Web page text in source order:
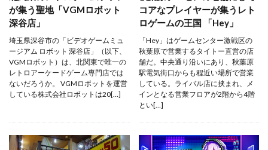
が集う聖地「VGMロボット
深谷店」
埼玉県深谷市の「ビデオゲームミュ
ージアム ロボット 深谷店」（以下、
VGMロボット）は、北関東で唯一の
レトロアーケードゲーム専門店では
ないだろうか。 VGMロボットを運営
している株式会社ロボットは20[…]
コアなプレイヤーが集うレト
ロゲームの王国 「Hey」
「Hey」はゲームセンター激戦区の
秋葉原で営業するタイトー直営の店
舗だ。中央通り沿いにあり、秋葉原
駅電気街口からも程近い場所で営業
している。ライバル店に挟まれ、メ
インとなる営業フロアが2階から4階
とい[…]